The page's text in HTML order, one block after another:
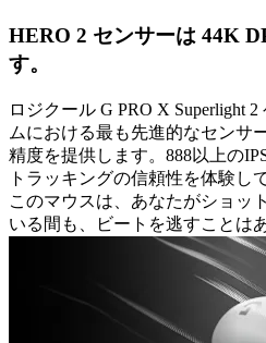
HERO 2 センサーは 44K
す。
ロジクール G PRO X Superlight
ムにおける最も先進的なセンサ
精度を提供します。888以上の
トラッキングの信頼性を体験し
このマウスは、あなたがショッ
いる間も、ビートを逃すことは